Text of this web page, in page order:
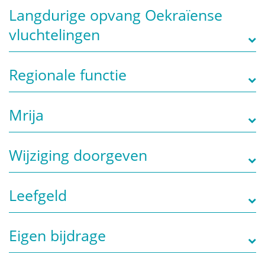
Langdurige opvang Oekraïense
vluchtelingen
Regionale functie
Mrija
Wijziging doorgeven
Leefgeld
Eigen bijdrage